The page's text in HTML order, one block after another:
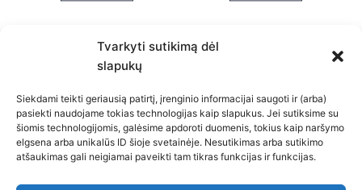
Tvarkyti sutikimą dėl
slapukų
Siekdami teikti geriausią patirtį, įrenginio informacijai saugoti ir (arba)
pasiekti naudojame tokias technologijas kaip slapukus. Jei sutiksime su
šiomis technologijomis, galėsime apdoroti duomenis, tokius kaip naršymo
elgsena arba unikalūs ID šioje svetainėje. Nesutikimas arba sutikimo
atšaukimas gali neigiamai paveikti tam tikras funkcijas ir funkcijas.
Privatumo politika
Slapukų politika (ES)